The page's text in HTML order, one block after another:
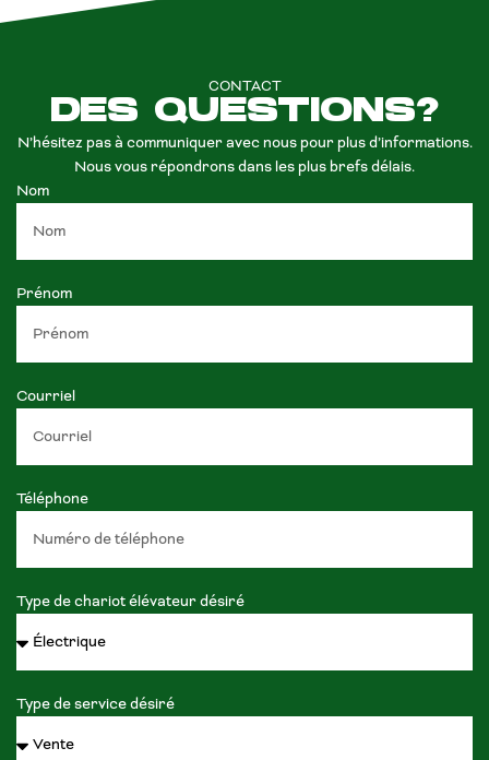
CONTACT
DES QUESTIONS?
N’hésitez pas à communiquer avec nous pour plus d’informations.
Nous vous répondrons dans les plus brefs délais.
Nom
Prénom
Courriel
Téléphone
Type de chariot élévateur désiré
Type de service désiré